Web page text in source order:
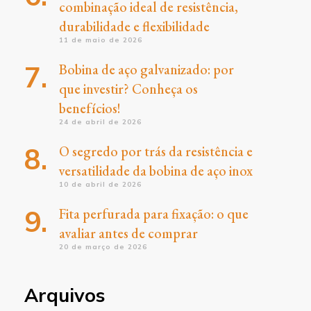
combinação ideal de resistência,
durabilidade e flexibilidade
11 de maio de 2026
Bobina de aço galvanizado: por
que investir? Conheça os
benefícios!
24 de abril de 2026
O segredo por trás da resistência e
versatilidade da bobina de aço inox
10 de abril de 2026
Fita perfurada para fixação: o que
avaliar antes de comprar
20 de março de 2026
Arquivos